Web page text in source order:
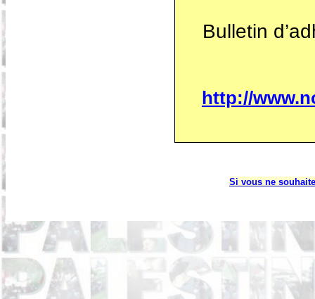
Bulletin
http://
Si vous ne